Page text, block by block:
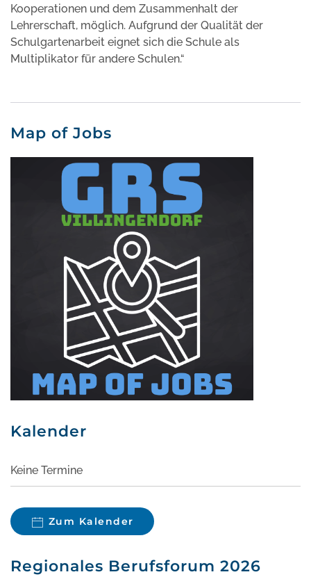
Kooperationen und dem Zusammenhalt der
Lehrerschaft, möglich. Aufgrund der Qualität der
Schulgartenarbeit eignet sich die Schule als
Multiplikator für andere Schulen.“
Map of Jobs
Kalender
Keine Termine
Zum Kalender
Regionales Berufsforum 2026